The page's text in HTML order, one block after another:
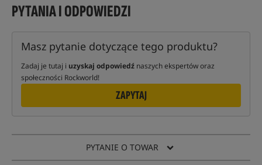
PYTANIA I ODPOWIEDZI
Masz pytanie dotyczące tego produktu?
Zadaj je tutaj i uzyskaj odpowiedź naszych ekspertów oraz
społeczności Rockworld!
ZAPYTAJ
PYTANIE O TOWAR